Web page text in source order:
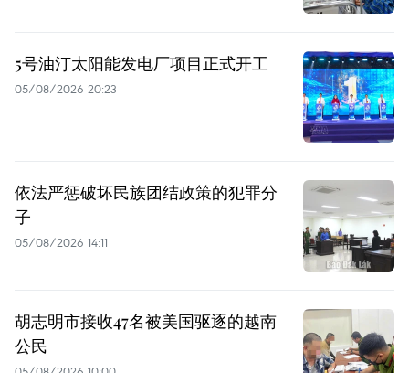
5号油汀太阳能发电厂项目正式开工
05/08/2026 20:23
依法严惩破坏民族团结政策的犯罪分
子
05/08/2026 14:11
胡志明市接收47名被美国驱逐的越南
公民